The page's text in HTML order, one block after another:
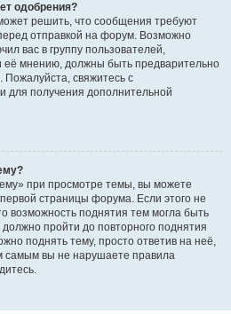
одобрения?
решить, что сообщения требуют
отправкой на форум. Возможно
вас в группу пользователей,
её мнению, должны быть предварительно
свяжитесь с
для получения дополнительной
при просмотре темы, вы можете
страницы форума. Если этого не
возможность поднятия тем могла быть
пройти до повторного поднятия
поднять тему, просто ответив на неё,
самым вы не нарушаете правила